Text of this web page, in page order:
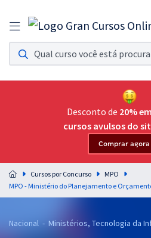
Assinatura Ilimitada 11
Acesso a todos os cursos. Teste grátis por 7
Assinatura OAB Até Passar
Acesso ilimitado a toda preparação para o
Residências Multiprofissionais
Preparação completa e intensiva para as
residências em saúde do Brasil
Desconto de 20%
cursos avulsos do
Comprar agora
Cursos por Concurso
MPO
Nacional - Ministérios, Tecnologia da